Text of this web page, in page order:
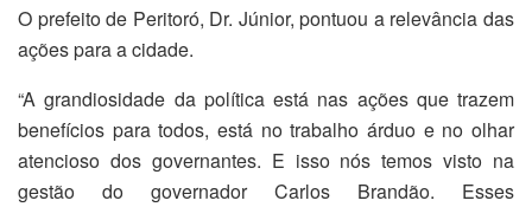
O prefeito de Peritoró, Dr. Júnior, pontuou a relevância das
ações para a cidade.
“A grandiosidade da política está nas ações que trazem
benefícios para todos, está no trabalho árduo e no olhar
atencioso dos governantes. E isso nós temos visto na
gestão do governador Carlos Brandão. Esses